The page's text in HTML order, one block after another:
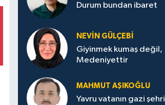
Durum bundan ibaret
NEVİN GÜLÇEBİ
Giyinmek kumaş değil,
Medeniyettir
MAHMUT AŞIKOĞLU
Yavru vatanın gazi şehri